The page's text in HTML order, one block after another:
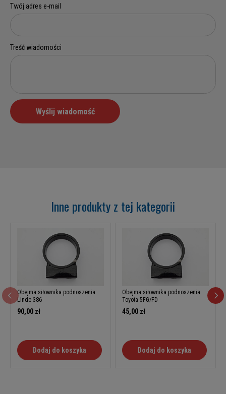
Inne produkty z tej kategorii
Obejma siłownika podnoszenia
Linde 386
90,00 zł
Dodaj do koszyka
Obejma siłownika podnoszenia
Toyota 5FG/FD
45,00 zł
Dodaj do koszyka